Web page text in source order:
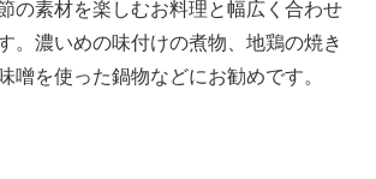
の素材を楽しむお料理と幅広く合わせ
。濃いめの味付けの煮物、地鶏の焼き
噌を使った鍋物などにお勧めです。